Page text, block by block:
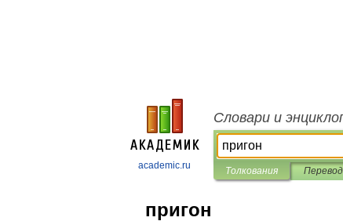
academic.ru
Словари и
Толкования
пригон